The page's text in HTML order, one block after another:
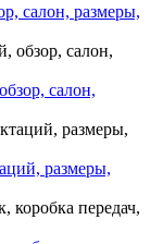
салон, размеры,
салон,
размеры,